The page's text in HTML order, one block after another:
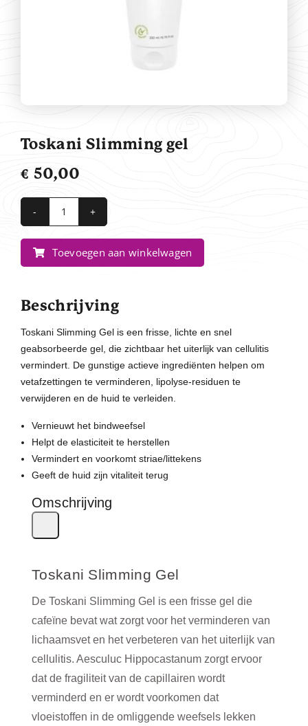
Toskani Slimming gel
€ 50,00
Toskani
Slimming
gel
aantal
Toevoegen aan winkelwagen
Beschrijving
Toskani Slimming Gel is een frisse, lichte en snel
geabsorbeerde gel, die zichtbaar het uiterlijk van cellulitis
vermindert. De gunstige actieve ingrediënten helpen om
vetafzettingen te verminderen, lipolyse-residuen te
verwijderen en de huid te verleiden.
Voordelen
Vernieuwt het bindweefsel
Helpt de elasticiteit te herstellen
Vermindert en voorkomt striae/littekens
Geeft de huid zijn vitaliteit terug
Omschrijving
Toskani Slimming Gel
De Toskani Slimming Gel is een frisse gel die
cafeïne bevat wat zorgt voor het verminderen van
lichaamsvet en het verbeteren van het uiterlijk van
cellulitis. Aesculuc Hippocastanum zorgt ervoor
dat de fragiliteit van de capillairen wordt
verminderd en er wordt voorkomen dat
vloeistoffen in de omliggende weefsels lekken